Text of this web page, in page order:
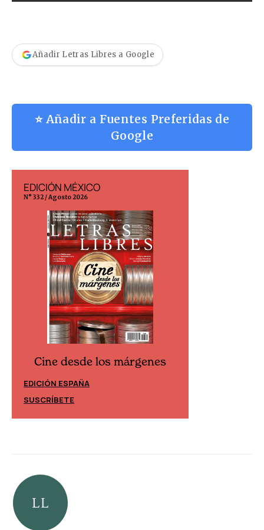
Añadir Letras Libres a Google
⭐ Añadir a Fuentes Preferidas de
Google
EDICIÓN MÉXICO
N° 332 / Agosto 2026
Cine desde los márgenes
EDICIÓN ESPAÑA
SUSCRÍBETE